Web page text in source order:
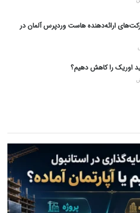
ارائه‌دهنده هاست وردپرس آلمان در
اوریک را کاهش دهیم؟